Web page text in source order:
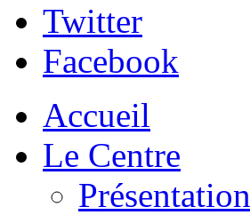
Twitter
Facebook
Accueil
Le Centre
Présentation